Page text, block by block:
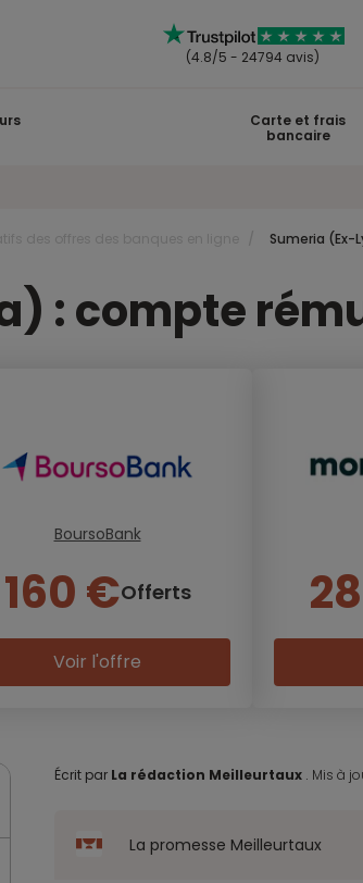
(4.8/5 - 24794 avis)
Carte et frais
bancaire
Sumeria
: compte
BoursoBank
160 €Offerts
Voir l'offre
Écrit par La rédaction Meilleurtaux . Mis à
La promesse Meilleurtaux